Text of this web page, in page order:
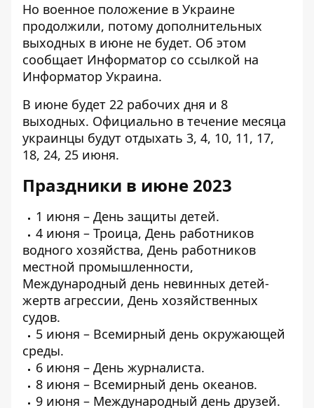
Но военное положение в Украине
продолжили, потому дополнительных
выходных в июне не будет. Об этом
сообщает Информатор со ссылкой на
Информатор Украина.
В июне будет 22 рабочих дня и 8
выходных. Официально в течение месяца
украинцы будут отдыхать 3, 4, 10, 11, 17,
18, 24, 25 июня.
Праздники в июне 2023
1 июня – День защиты детей.
4 июня – Троица, День работников
водного хозяйства, День работников
местной промышленности,
Международный день невинных детей-
жертв агрессии, День хозяйственных
судов.
5 июня – Всемирный день окружающей
среды.
6 июня – День журналиста.
8 июня – Всемирный день океанов.
9 июня – Международный день друзей.